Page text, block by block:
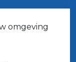
omgeving